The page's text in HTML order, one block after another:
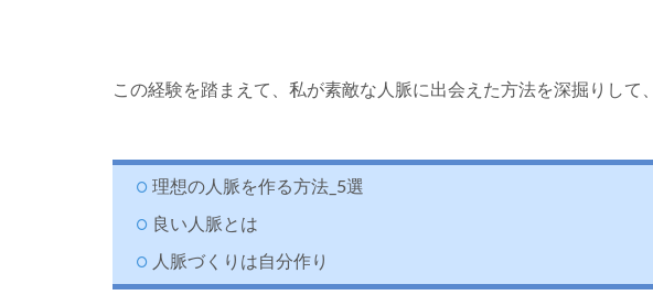
この経験を踏まえて、私が素敵な人脈に出会えた方法を深掘りして
理想の人脈を作る方法_5選
良い人脈とは
人脈づくりは自分作り